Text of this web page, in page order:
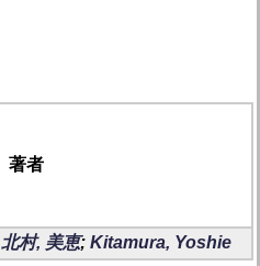
著者
北村, 美恵; Kitamura, Yoshie